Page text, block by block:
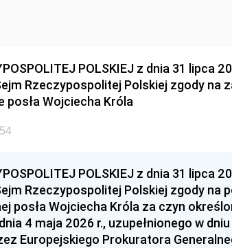
POLSKIEJ z dnia 31 lipca
Rzeczypospolitej Polskiej zgody na
Wojciecha Króla
POLSKIEJ z dnia 31 lipca
Rzeczypospolitej Polskiej zgody na
posła Wojciecha Króla za czyn
4 maja 2026 r., uzupełnionego w
Europejskiego Prokuratora